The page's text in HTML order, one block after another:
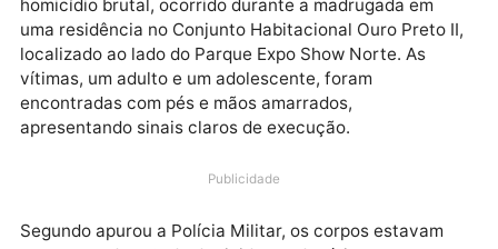
A cidade de Ouro Preto do Oeste (RO) amanheceu
nesta quinta-feira (3) com a confirmação de um
homicídio brutal, ocorrido durante a madrugada em
uma residência no Conjunto Habitacional Ouro Preto
vítimas, um adulto e um adolescente, foram
apresentando sinais claros de execução.